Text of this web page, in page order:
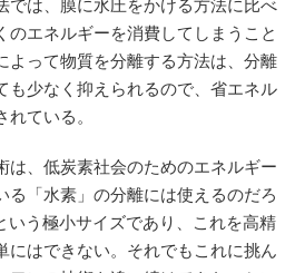
では、膜に水圧をかける方法に比べ
のエネルギーを消費してしまうこと
よって物質を分離する方法は、分離
も少なく抑えられるので、省エネル
ている。
、低炭素社会のためのエネルギー
る「水素」の分離には使えるのだろ
いう極小サイズであり、これを高精
にはできない。それでもこれに挑ん